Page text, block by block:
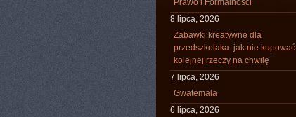
Prawo i Formalności
8 lipca, 2026
Zabawki kreatywne dla
przedszkolaka: jak nie kupować
kolejnej rzeczy na chwilę
7 lipca, 2026
Gwatemala
6 lipca, 2026